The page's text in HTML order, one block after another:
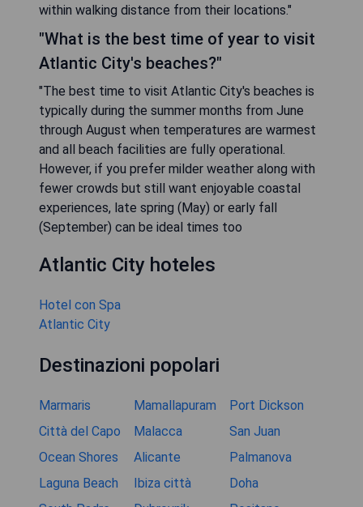
within walking distance from their locations."
"What is the best time of year to visit
Atlantic City's beaches?"
"The best time to visit Atlantic City's beaches is
typically during the summer months from June
through August when temperatures are warmest
and all beach facilities are fully operational.
However, if you prefer milder weather along with
fewer crowds but still want enjoyable coastal
experiences, late spring (May) or early fall
(September) can be ideal times too
Atlantic City hoteles
Hotel con Spa
Atlantic City
Destinazioni popolari
Marmaris Mamallapuram
Port Dickson
Città del Capo
Malacca
San Juan
Ocean Shores
Alicante
Palmanova
Laguna Beach
Ibiza città
Doha